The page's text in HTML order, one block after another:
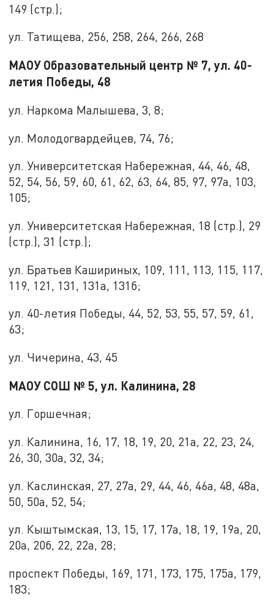
149 (стр.);
ул. Татищева, 256, 258, 264, 266, 268
МАОУ Образовательный центр № 7, ул. 40-
летия Победы, 48
ул. Наркома Малышева, 3, 8;
ул. Молодогвардейцев, 74, 76;
ул. Университетская Набережная, 44, 46, 48,
52, 54, 56, 59, 60, 61, 62, 63, 64, 85, 97, 97а, 103,
105;
ул. Университетская Набережная, 18 (стр.), 29
(стр.), 31 (стр.);
ул. Братьев Кашириных, 109, 111, 113, 115, 117,
119, 121, 131, 131а, 131б;
ул. 40-летия Победы, 44, 52, 53, 55, 57, 59, 61,
63;
ул. Чичерина, 43, 45
МАОУ СОШ № 5, ул. Калинина, 28
ул. Горшечная;
ул. Калинина, 16, 17, 18, 19, 20, 21а, 22, 23, 24,
26, 30, 30а, 32, 34;
ул. Каслинская, 27, 27а, 29, 44, 46, 46а, 48, 48а,
50, 50а, 52, 54;
ул. Кыштымская, 13, 15, 17, 17а, 18, 19, 19а, 20,
20а, 20б, 22, 22а, 28;
проспект Победы, 169, 171, 173, 175, 175а, 179,
183;